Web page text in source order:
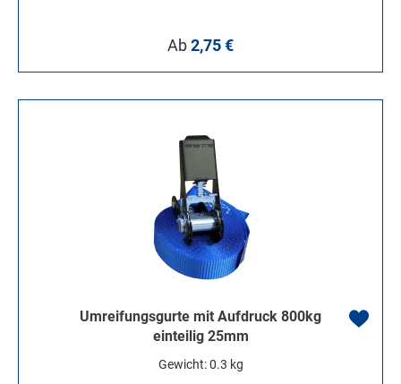
Regulärer Preis:
Ab2,75 €
Umreifungsgurte mit Aufdruck 800kg
einteilig 25mm
Gewicht: 0.3 kg